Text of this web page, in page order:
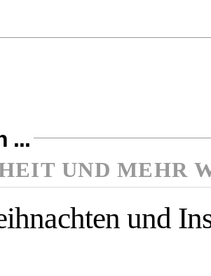
...
UND MEHR
und